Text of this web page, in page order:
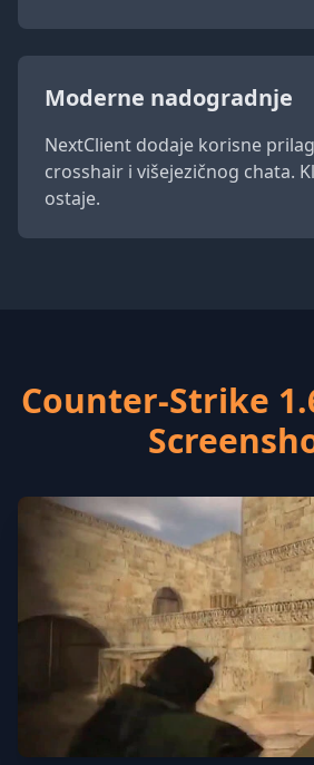
Moderne nadogradnje
NextClient dodaje korisne
crosshair i višejezičnog chata.
ostaje.
Counter-Strike